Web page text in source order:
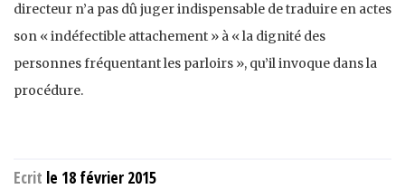
directeur n’a pas dû juger indispensable de traduire en actes
son « indéfectible attachement » à « la dignité des
personnes fréquentant les parloirs », qu’il invoque dans la
procédure.
Ecrit le 18 février 2015